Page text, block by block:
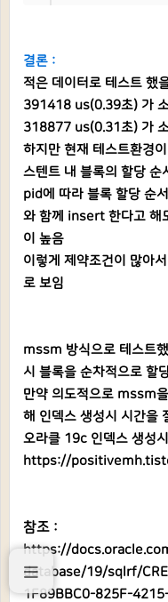
결론 :
적은 데이터로 테스트 했
391418 us(0.39초) 가
318877 us(0.31초) 가
하지만 현재 테스트환경
스텐트 내 블록의 할당 순
pid에 따라 블록 할당 순
와 함께 insert 한다고 해
이 높음
이렇게 제약조건이 많아
로 보임
mssm 방식으로 테스트
시 블록을 순차적으로 할
만약 의도적으로 mssm
해 인덱스 생성시 시간을
오라클 19c 인덱스 생성
https://
참조 :
https://
database/19/sqlrf/
1F89BBC0-825F-